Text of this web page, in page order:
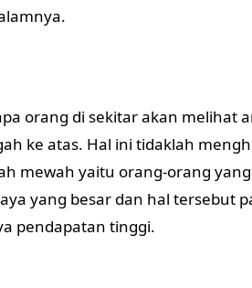
orang di sekitar akan melihat
ke atas. Hal ini tidaklah
mewah yaitu orang-orang
yang besar dan hal tersebut
pendapatan tinggi.